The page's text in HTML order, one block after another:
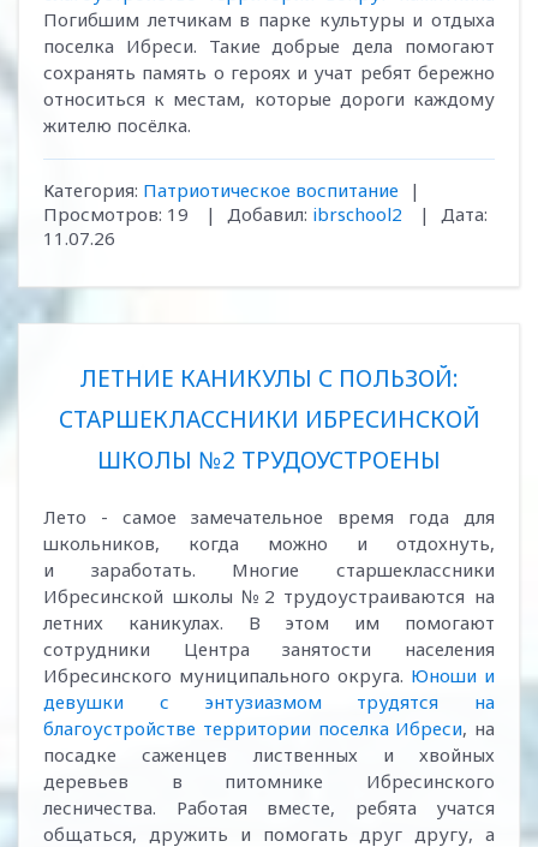
Погибшим летчикам в парке культуры и отдыха
поселка Ибреси. Такие добрые дела помогают
сохранять память о героях и учат ребят бережно
относиться к местам, которые дороги каждому
жителю посёлка.
Категория: Патриотическое воспитание
|
Просмотров: 19 | Добавил: ibrschool2 |
Дата:
11.07.26
ЛЕТНИЕ КАНИКУЛЫ С ПОЛЬЗОЙ:
СТАРШЕКЛАССНИКИ ИБРЕСИНСКОЙ
ШКОЛЫ №2 ТРУДОУСТРОЕНЫ
Лето - самое замечательное время года для
школьников, когда можно и отдохнуть,
и заработать. Многие старшеклассники
Ибресинской школы №2 трудоустраиваются на
летних каникулах. В этом им помогают
сотрудники Центра занятости населения
Ибресинского муниципального округа. Юноши и
девушки с энтузиазмом трудятся на
благоустройстве территории поселка Ибреси, на
посадке саженцев лиственных и хвойных
деревьев в питомнике Ибресинского
лесничества. Работая вместе, ребята учатся
общаться, дружить и помогать друг другу, а